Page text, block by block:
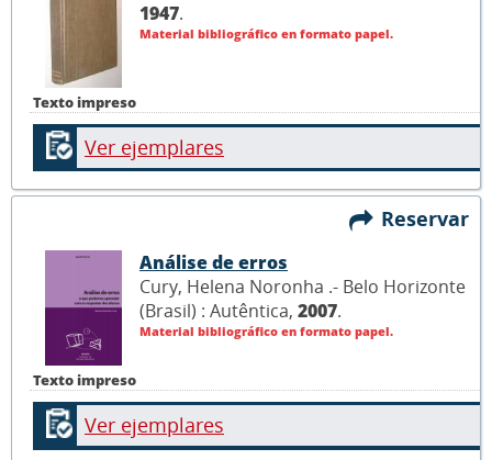
Texto impreso
1947.
Material bibliográfico en formato papel.
Ver ejemplares
Reservar
Texto impreso
Análise de erros
Cury, Helena Noronha .- Belo Horizonte
(Brasil) : Autêntica, 2007.
Material bibliográfico en formato papel.
Ver ejemplares